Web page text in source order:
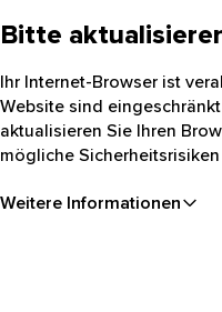
Bitte
Ihr Internet-Browser ist
Website sind
aktualisieren Sie Ihren
mögliche
Weitere Informationen